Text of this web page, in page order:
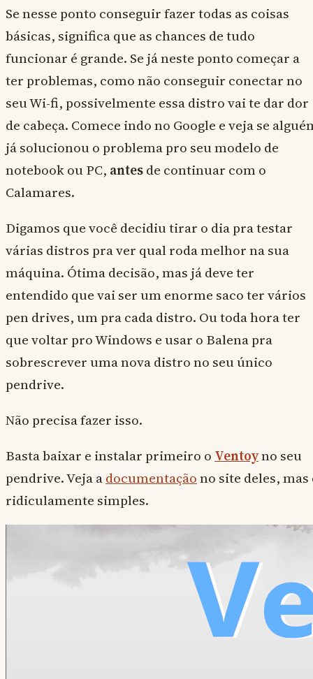
Se nesse ponto conseguir fazer todas as coisas
básicas, significa que as chances de tudo
funcionar é grande. Se já neste ponto começar a
ter problemas, como não conseguir conectar no
seu Wi-fi, possivelmente essa distro vai te dar dor
de cabeça. Comece indo no Google e veja se
já solucionou o problema pro seu modelo de
notebook ou PC, antesde continuar com o
Calamares.
Digamos que você decidiu tirar o dia pra testar
várias distros pra ver qual roda melhor na sua
máquina. Ótima decisão, mas já deve ter
entendido que vai ser um enorme saco ter vários
pen drives, um pra cada distro. Ou toda hora ter
que voltar pro Windows e usar o Balena pra
sobrescrever uma nova distro no seu único
pendrive.
Não precisa fazer isso.
Basta baixar e instalar primeiro o Ventoyno seu
pendrive. Veja adocumentaçãono site deles, mas
ridiculamente simples.